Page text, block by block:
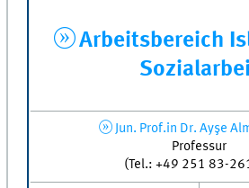
Arbeitsbereich
Jun. Prof.in Dr. Ayşe
Professur
(Tel.: +49 251 83-